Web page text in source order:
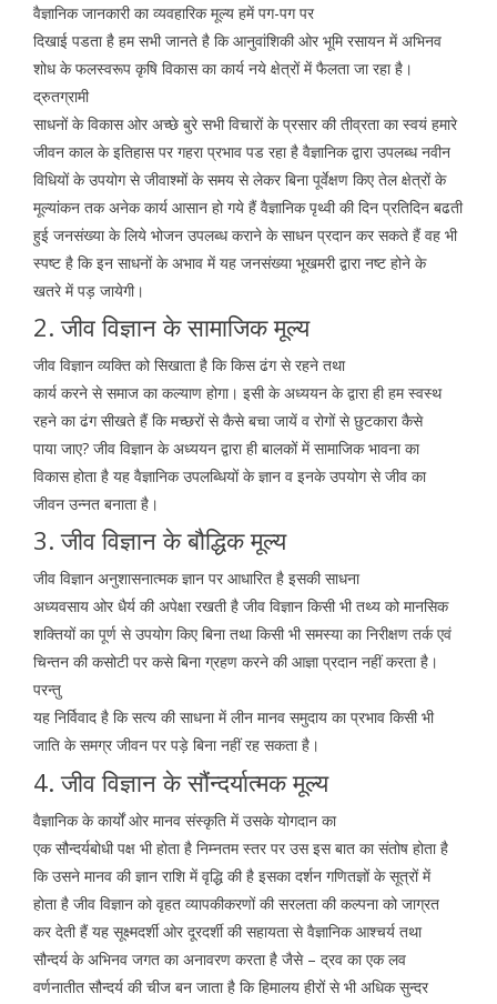
वैज्ञानिक जानकारी का व्यवहारिक मूल्य हमें पग-पग पर
दिखाई पडता है हम सभी जानते है कि आनुवांशिकी ओर भूमि रसायन में अभिनव
शोध के फलस्वरूप कृषि विकास का कार्य नये क्षेत्रों में फैलता जा रहा है।
द्रुतग्रामी
साधनों के विकास ओर अच्छे बुरे सभी विचारों के प्रसार की तीव्रता का स्वयं हमारे
जीवन काल के इतिहास पर गहरा प्रभाव पड रहा है वैज्ञानिक द्वारा उपलब्ध नवीन
विधियों के उपयोग से जीवाश्मों के समय से लेकर बिना पूर्वेक्षण किए तेल क्षेत्रों के
मूल्यांकन तक अनेक कार्य आसान हो गये हैं वैज्ञानिक पृथ्वी की दिन प्रतिदिन बढती
हुई जनसंख्या के लिये भोजन उपलब्ध कराने के साधन प्रदान कर सकते हैं वह भी
स्पष्ट है कि इन साधनों के अभाव में यह जनसंख्या भूखमरी द्वारा नष्ट होने के
खतरे में पड़ जायेगी।
2. जीव विज्ञान के सामाजिक मूल्य
जीव विज्ञान व्यक्ति को सिखाता है कि किस ढंग से रहने तथा
कार्य करने से समाज का कल्याण होगा। इसी के अध्ययन के द्वारा ही हम स्वस्थ
रहने का ढंग सीखते हैं कि मच्छरों से कैसे बचा जायें व रोगों से छुटकारा कैसे
पाया जाए? जीव विज्ञान के अध्ययन द्वारा ही बालकों में सामाजिक भावना का
विकास होता है यह वैज्ञानिक उपलब्धियों के ज्ञान व इनके उपयोग से जीव का
जीवन उन्नत बनाता है।
3. जीव विज्ञान के बौद्धिक मूल्य
जीव विज्ञान अनुशासनात्मक ज्ञान पर आधारित है इसकी साधना
अध्यवसाय ओर धैर्य की अपेक्षा रखती है जीव विज्ञान किसी भी तथ्य को मानसिक
शक्तियों का पूर्ण से उपयोग किए बिना तथा किसी भी समस्या का निरीक्षण तर्क एवं
चिन्तन की कसोटी पर कसे बिना ग्रहण करने की आज्ञा प्रदान नहीं करता है।
परन्तु
यह निर्विवाद है कि सत्य की साधना में लीन मानव समुदाय का प्रभाव किसी भी
जाति के समग्र जीवन पर पड़े बिना नहीं रह सकता है।
4. जीव विज्ञान के सौंन्दर्यात्मक मूल्य
वैज्ञानिक के कार्यों ओर मानव संस्कृति में उसके योगदान का
एक सौन्दर्यबोधी पक्ष भी होता है निम्नतम स्तर पर उस इस बात का संतोष होता है
कि उसने मानव की ज्ञान राशि में वृद्धि की है इसका दर्शन गणितज्ञों के सूत्रों में
होता है जीव विज्ञान को वृहत व्यापकीकरणों की सरलता की कल्पना को जाग्रत
कर देती हैं यह सूक्ष्मदर्शी ओर दूरदर्शी की सहायता से वैज्ञानिक आश्चर्य तथा
सौन्दर्य के अभिनव जगत का अनावरण करता है जैसे – द्रव का एक लव
वर्णनातीत सौन्दर्य की चीज बन जाता है कि हिमालय हीरों से भी अधिक सुन्दर